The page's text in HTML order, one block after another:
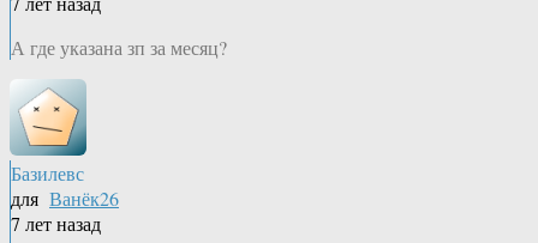
А где указана зп за месяц?
Базилевс
для Ванёк26
7 лет назад